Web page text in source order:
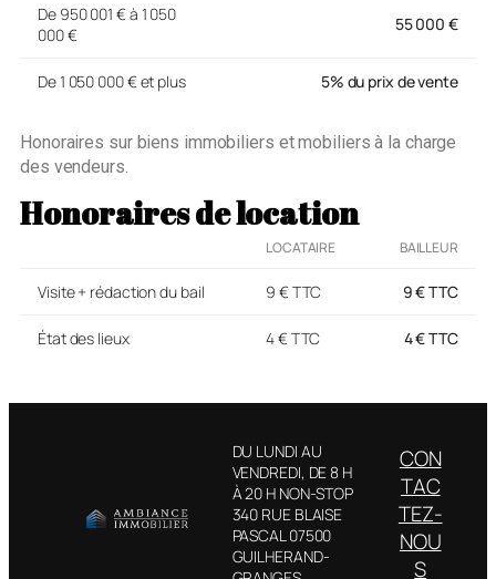
De 950 001 € à 1 050
000 €
55 000 €
De 1 050 000 € et plus 5% du prix de vente
Honoraires sur biens immobiliers et mobiliers à la charge
des vendeurs.
Honoraires de location
LOCATAIRE BAILLEUR
Visite + rédaction du bail 9 € TTC 9 € TTC
État des lieux 4 € TTC 4 € TTC
DU LUNDI AU
VENDREDI, DE 8 H
À 20 H NON-STOP
340 RUE BLAISE
PASCAL 07500
GUILHERAND-
CON
TAC
TEZ-
NOU
S